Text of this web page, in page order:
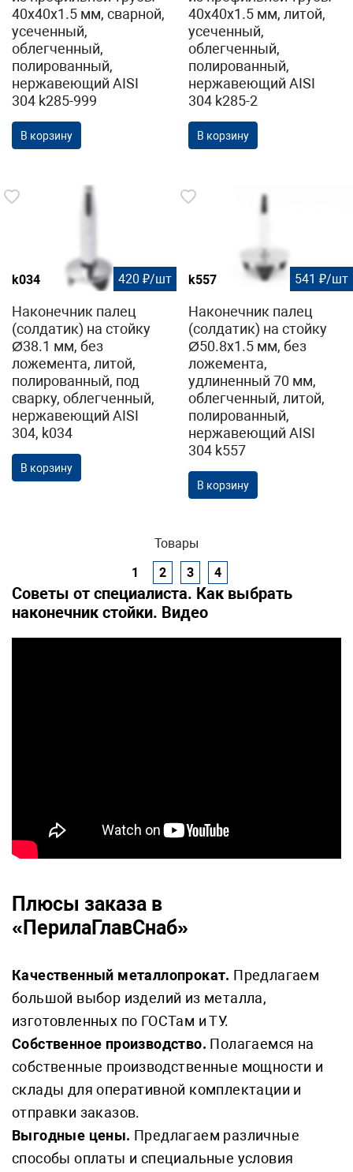
40х40х1.5 мм, сварной,
усеченный,
облегченный,
полированный,
нержавеющий AISI
304 k285-999
В корзину
40х40х1.5 мм, литой,
усеченный,
облегченный,
полированный,
нержавеющий AISI
304 k285-2
В корзину
k034 420 ₽/шт
Наконечник палец
(солдатик) на стойку
Ø38.1 мм, без
ложемента, литой,
полированный, под
сварку, облегченный,
нержавеющий AISI
304, k034
В корзину
k557 541 ₽/шт
Наконечник палец
(солдатик) на стойку
Ø50.8х1.5 мм, без
ложемента,
удлиненный 70 мм,
облегченный, литой,
полированный,
нержавеющий AISI
304 k557
В корзину
Товары
1
2 3 4
Советы от специалиста. Как выбрать
наконечник стойки. Видео
Плюсы заказа в
«ПерилаГлавСнаб»
Качественный металлопрокат. Предлагаем
большой выбор изделий из металла,
изготовленных по ГОСТам и ТУ.
Собственное производство. Полагаемся на
собственные производственные мощности и
склады для оперативной комплектации и
отправки заказов.
Выгодные цены. Предлагаем различные
способы оплаты и специальные условия